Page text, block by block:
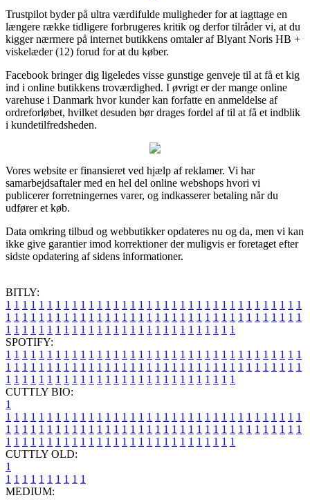
Trustpilot byder på ultra værdifulde muligheder for at iagttage en
længere række tidligere forbrugeres kritik og derfor tilråder vi, at du
kigger nærmere på internet butikkens omtaler af Blyant Noris HB +
viskelæder (12) forud for at du køber.
Facebook bringer dig ligeledes visse gunstige genveje til at få et kig
ind i online butikkens troværdighed. I øvrigt er der mange online
varehuse i Danmark hvor kunder kan forfatte en anmeldelse af
ordreforløbet, hvilket desuden bør drages fordel af til at få et indblik
i kundetilfredsheden.
Vores website er finansieret ved hjælp af reklamer. Vi har
samarbejdsaftaler med en hel del online webshops hvori vi
publicerer forretningernes varer, og indkasserer betaling når du
udfører et køb.
Data omkring tilbud og webbutikker opdateres nu og da, men vi kan
ikke give garantier imod korrektioner der muligvis er foretaget efter
sidste opdatering af sidens informationer.
BITLY:
1 1 1 1 1 1 1 1 1 1 1 1 1 1 1 1 1 1 1 1 1 1 1 1 1 1 1 1 1 1 1 1 1 1 1 1
1 1 1 1 1 1 1 1 1 1 1 1 1 1 1 1 1 1 1 1 1 1 1 1 1 1 1 1 1 1 1 1 1 1 1 1
1 1 1 1 1 1 1 1 1 1 1 1 1 1 1 1 1 1 1 1 1 1 1 1 1 1 1 1
SPOTIFY:
1 1 1 1 1 1 1 1 1 1 1 1 1 1 1 1 1 1 1 1 1 1 1 1 1 1 1 1 1 1 1 1 1 1 1 1
1 1 1 1 1 1 1 1 1 1 1 1 1 1 1 1 1 1 1 1 1 1 1 1 1 1 1 1 1 1 1 1 1 1 1 1
1 1 1 1 1 1 1 1 1 1 1 1 1 1 1 1 1 1 1 1 1 1 1 1 1 1 1 1
CUTTLY BIO:
1
1 1 1 1 1 1 1 1 1 1 1 1 1 1 1 1 1 1 1 1 1 1 1 1 1 1 1 1 1 1 1 1 1 1 1 1
1 1 1 1 1 1 1 1 1 1 1 1 1 1 1 1 1 1 1 1 1 1 1 1 1 1 1 1 1 1 1 1 1 1 1 1
1 1 1 1 1 1 1 1 1 1 1 1 1 1 1 1 1 1 1 1 1 1 1 1 1 1 1 1
CUTTLY OLD:
1
1 1 1 1 1 1 1 1 1 1
MEDIUM: